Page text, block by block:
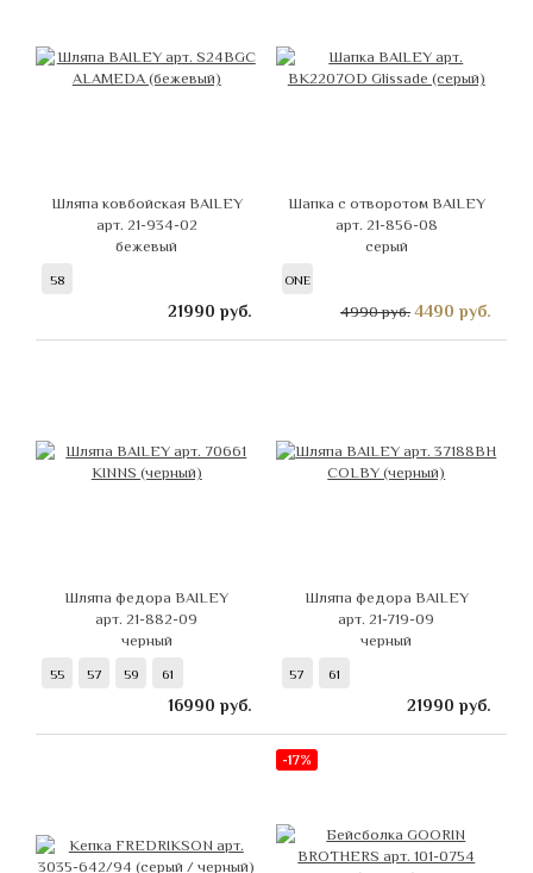
Шляпа ковбойская BAILEY
арт. 21-934-02
бежевый
58
21990 руб.
Шапка с отворотом BAILEY
арт. 21-856-08
серый
ONE
4990 руб. 4490 руб.
Шляпа федора BAILEY
арт. 21-882-09
черный
55 57 59 61
16990 руб.
Шляпа федора BAILEY
арт. 21-719-09
черный
57 61
21990 руб.
-17%